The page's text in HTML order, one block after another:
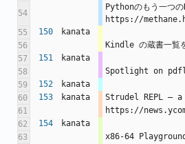
54
Pythonのもう一つ
https://
55
150
kanata
56
Kindle の蔵書一
57
151
kanata
58
Spotlight on
59
152
kanata
60
153 kanata
Strudel REPL –
61
https://
62
154
kanata
63
x86-64